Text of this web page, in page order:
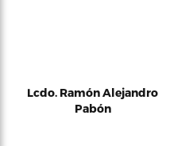
Lcdo. Ramón Alejandro
Pabón